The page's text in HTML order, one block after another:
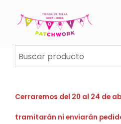
Cerraremos del 20 al 24 de
tramitarán ni enviarán